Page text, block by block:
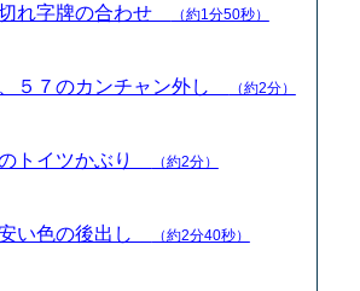
れ字牌の合わせ （約1分50秒）
５７のカンチャン外し （約2分）
トイツかぶり （約2分）
い色の後出し （約2分40秒）